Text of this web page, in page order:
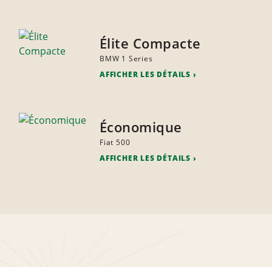
Élite Compacte
BMW 1 Series
AFFICHER LES DÉTAILS
Économique
Fiat 500
AFFICHER LES DÉTAILS